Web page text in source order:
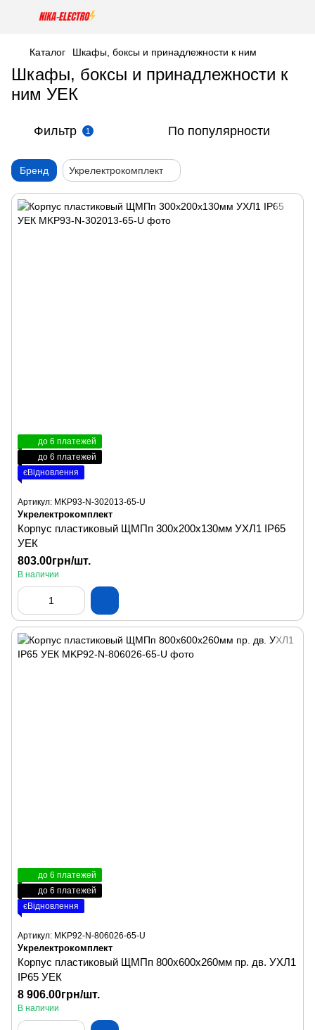
Каталог Шкафы, боксы и принадлежности к ним
Шкафы, боксы и принадлежности к
ним УЕК
Фильтр 1 По популярности
Бренд Укрелектрокомплект
до 6 платежей
до 6 платежей
єВідновлення
Артикул: MKP93-N-302013-65-U
Укрелектрокомплект
Корпус пластиковый ЩМПп 300х200х130мм УХЛ1 IP65
УЕК
803.00грн/шт.
В наличии
до 6 платежей
до 6 платежей
єВідновлення
Артикул: MKP92-N-806026-65-U
Укрелектрокомплект
Корпус пластиковый ЩМПп 800х600х260мм пр. дв. УХЛ1
IP65 УЕК
8 906.00грн/шт.
В наличии